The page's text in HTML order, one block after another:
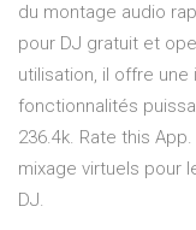
du montage audio
pour DJ gratuit et
utilisation, il offre
fonctionnalités
236.4k. Rate this
mixage virtuels pour
DJ.